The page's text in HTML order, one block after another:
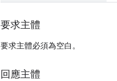
要求主體
要求主體必須為空白。
回應主體